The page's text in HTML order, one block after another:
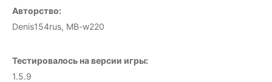
Авторство:
Denis154rus, MB-w220
Тестировалось на версии игры:
1.5.9